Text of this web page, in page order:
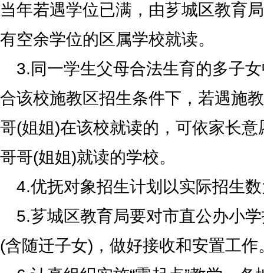
当年若遇学位已满，由芗城区教育
有空余学位的区属学校就读。
3.同一学生父母合法生育的多子
合该校施教区招生条件下，若遇施
哥(姐姐)在该校就读的，可依家长
哥哥(姐姐)就读的学校。
4.优抚对象招生计划以实际招生
5.芗城区教育局要对市直公办小
(含随迁子女)，做好接收和安置工作